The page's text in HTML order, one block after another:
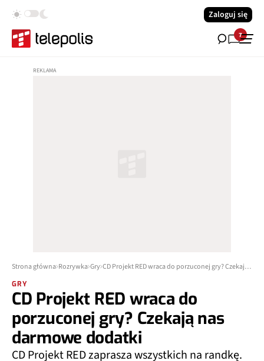
Zaloguj się
7
Strona główna Rozrywka Gry CD Projekt RED wraca do porzuconej gry? Czekają nas darmowe dodatki
GRY
CD Projekt RED wraca do
porzuconej gry? Czekają nas
darmowe dodatki
CD Projekt RED zaprasza wszystkich na randkę.